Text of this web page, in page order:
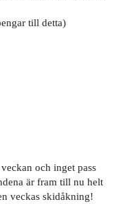
till detta)
och inget pass
är fram till nu helt
veckas skidåkning!